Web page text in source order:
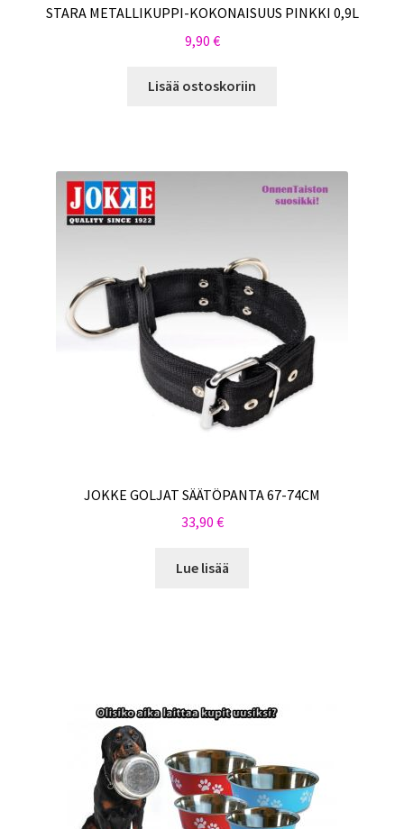
STARA METALLIKUPPI-KOKONAISUUS PINKKI 0,9L
9,90 €
Lisää ostoskoriin
JOKKE GOLJAT SÄÄTÖPANTA 67-74CM
33,90 €
Lue lisää